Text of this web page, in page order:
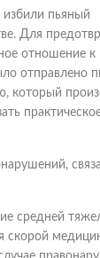
избили пьяный
Для
отношение к
отправлено
который
средней
скорой